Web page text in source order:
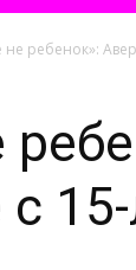
не ребенок»:
с